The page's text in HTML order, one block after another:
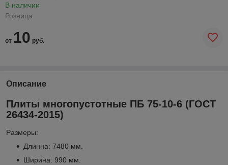
В наличии
Розница
от 10 руб.
Описание
Плиты многопустотные ПБ 75-10-6 (ГОСТ
26434-2015)
Размеры:
Длинна: 7480 мм.
Ширина: 990 мм.